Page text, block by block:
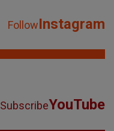
FollowInstagram
SubscribeYouTube